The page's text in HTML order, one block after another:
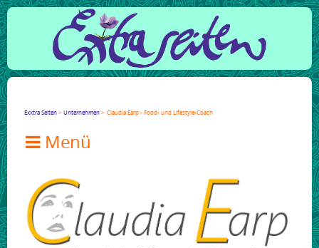
Exxtra Seiten Unternehmen Claudia Earp - Food- und Lifestyle-Coach
